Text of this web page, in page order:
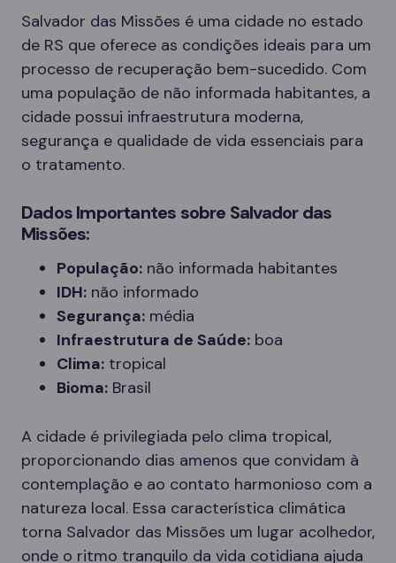
Salvador das Missões é uma cidade no estado
de RS que oferece as condições ideais para um
processo de recuperação bem-sucedido. Com
uma população de não informada habitantes, a
cidade possui infraestrutura moderna,
segurança e qualidade de vida essenciais para
o tratamento.
Dados Importantes sobre Salvador das
Missões:
População: não informada habitantes
IDH: não informado
Segurança: média
Infraestrutura de Saúde: boa
Clima: tropical
Bioma: Brasil
A cidade é privilegiada pelo clima tropical,
proporcionando dias amenos que convidam à
contemplação e ao contato harmonioso com a
natureza local. Essa característica climática
torna Salvador das Missões um lugar acolhedor,
onde o ritmo tranquilo da vida cotidiana ajuda